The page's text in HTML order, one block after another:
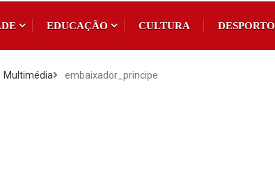
EDUCAÇÃO CULTURA DESPORTO
Multimédia embaixador_principe